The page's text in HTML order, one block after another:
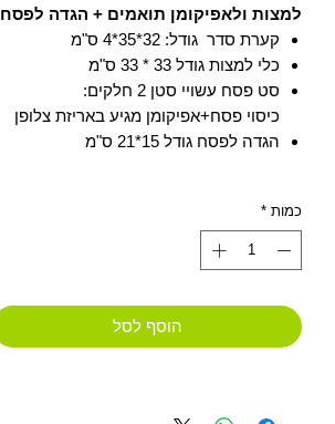
למצות ולאפיקומן תואמים + הגדה לפסח
קערת סדר גודל: 32*35*4 ס"מ
כלי למצות גודל 33 * 33 ס"מ
סט פסח עשויי סטן 2 חלקים:
כיסוי פסח+אפיקומן מגיע באריזת צלופן
הגדה לפסח גודל 15*21 ס"מ
כמות *
הוסף לסל